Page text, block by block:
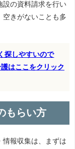
設の資料請求を行い
空きがないことも多
探しやすいので
はここをクリック
もらい方
情報収集は、まずは